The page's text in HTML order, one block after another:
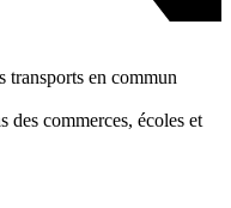
transports en commun
des commerces, écoles et